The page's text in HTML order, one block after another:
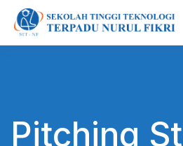
content
Pitching